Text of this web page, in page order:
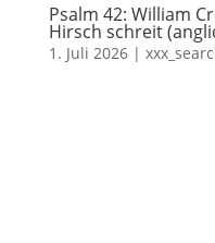
Psalm 42: William
Hirsch schreit
1. Juli 2026|